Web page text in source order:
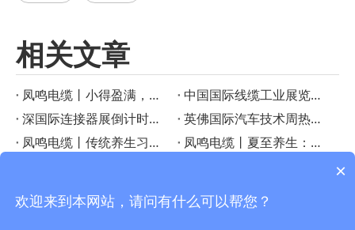
相关文章
凤鸣电缆丨小得盈满，方是圆满
‌中国国际线缆工业展览会启幕在即！凤鸣电缆创新产品成果重磅宣布
深国际连接器展倒计时！凤鸣电缆特种线缆解决方案助力智慧工业
英佛国际汽车技术周热议——凤鸣电缆如何成为智能汽车的“隐形助手”？
凤鸣电缆丨传统养生习俗：小暑时节的美食与养生之道
凤鸣电缆丨夏至养生：顺应三候，享受健康生活
×
欢迎来到本网站，请问有什么可以帮您？